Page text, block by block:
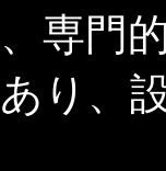
専門
り、